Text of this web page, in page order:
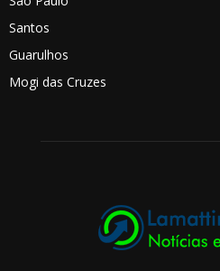
Santos
Guarulhos
Mogi das Cruzes